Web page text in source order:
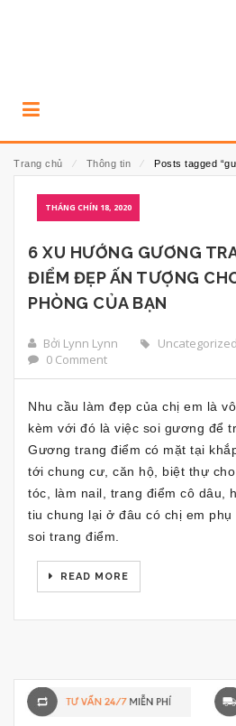
Trang chủ ⁄ Thông tin ⁄ Posts tagged
THÁNG CHÍN 18, 2020
6 XU HƯỚNG GƯƠNG
ĐIỂM ĐẸP ẤN TƯỢNG
PHÒNG CỦA BẠN
Bởi Lynn Lynn Uncategorized
0 Comment
Nhu cầu làm đẹp của chị em là
kèm với đó là việc soi gương để
Gương trang điểm có mặt tại
tới chung cư, căn hộ, biệt thự
tóc, làm nail, trang điểm cô dâu,
tiu chung lại ở đâu có chị em
soi trang điểm.
READ MORE